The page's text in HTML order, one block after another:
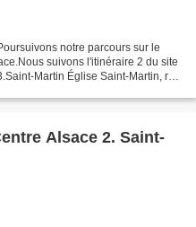
notre parcours sur le
suivons l'itinéraire 2 du site
Martin Église Saint-Martin, rue
Alsace 2. Saint-